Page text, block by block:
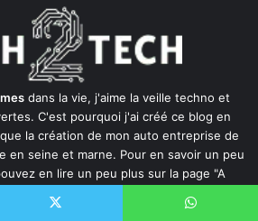
dans la vie, j'aime la veille techno et
C'est pourquoi j'ai créé ce blog en
la création de mon auto entreprise de
en seine et marne. Pour en savoir un peu
en lire un peu plus sur la page "A